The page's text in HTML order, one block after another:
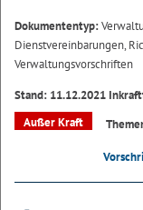
Dokumententyp:
Dienstvereinbarungen,
Verwaltungsvorschriften
Stand: 11.12.2021
Außer Kraft